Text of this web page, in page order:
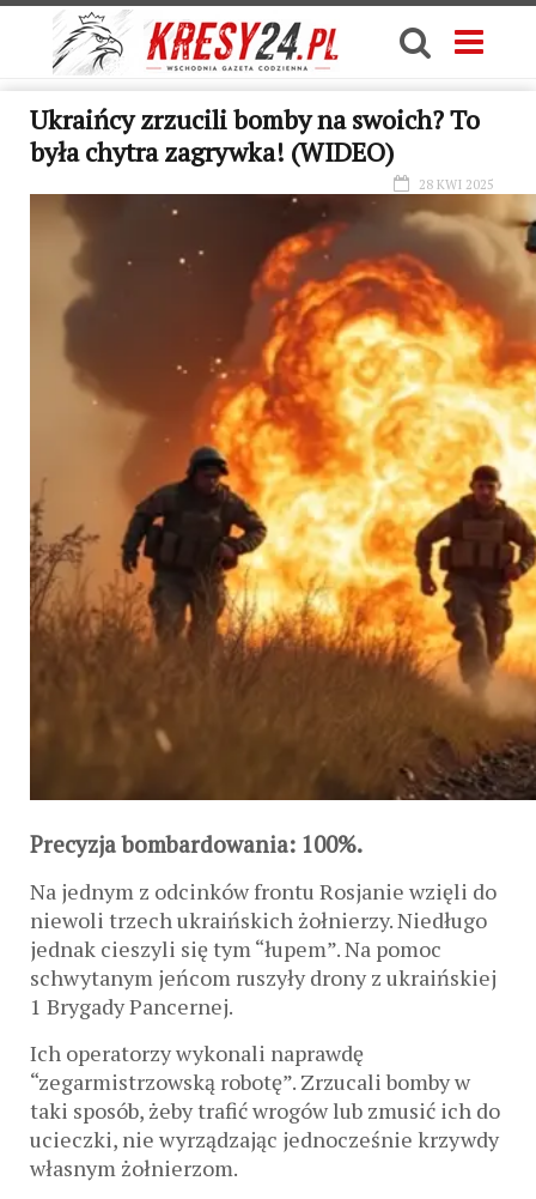
Ukraińcy zrzucili bomby na swoich? To
była chytra zagrywka! (WIDEO)
28 KWI 2025
Precyzja bombardowania: 100%.
Na jednym z odcinków frontu Rosjanie wzięli do
niewoli trzech ukraińskich żołnierzy. Niedługo
jednak cieszyli się tym “łupem”. Na pomoc
schwytanym jeńcom ruszyły drony z ukraińskiej
1 Brygady Pancernej.
Ich operatorzy wykonali naprawdę
“zegarmistrzowską robotę”. Zrzucali bomby w
taki sposób, żeby trafić wrogów lub zmusić ich do
ucieczki, nie wyrządzając jednocześnie krzywdy
własnym żołnierzom.